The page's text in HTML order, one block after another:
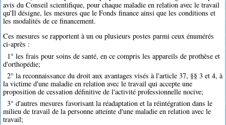
avis du Conseil scientifique, pour chaque maladie en relation avec le travail
qu'Il désigne, les mesures que le Fonds finance ainsi que les conditions et
les modalités de ce financement.
Ces mesures se rapportent à un ou plusieurs postes parmi ceux énumérés
ci-après :
1° les frais pour soins de santé, en ce compris les appareils de prothèse et
d'orthopédie;
2° la reconnaissance du droit aux avantages visés à l'article 37, §§ 3 et 4, à
la victime d'une maladie en relation avec le travail qui accepte une
proposition de cessation définitive de l'activité professionnelle nocive;
3° d'autres mesures favorisant la réadaptation et la réintégration dans le
milieu de travail de la personne atteinte d'une maladie en relation avec le
travail;